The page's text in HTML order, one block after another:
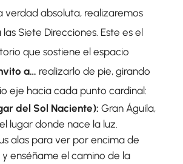
verdad absoluta, realizaremos
Siete Direcciones. Este es el
que sostiene el espacio
a… realizarlo de pie, girando
eje hacia cada punto cardinal:
del Sol Naciente): Gran Águila,
lugar donde nace la luz.
alas para ver por encima de
y enséñame el camino de la